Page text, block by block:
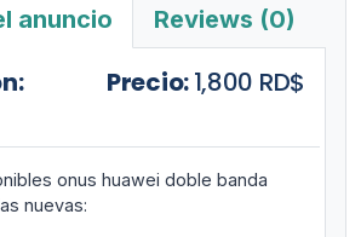
anuncio Reviews (0)
Precio:1,800 RD$
onus huawei doble banda
nuevas: